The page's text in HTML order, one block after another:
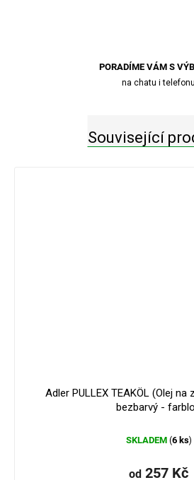
PORADÍME VÁM S
na chatu i telefonu
Související
Adler PULLEX TEAKÖL (Olej na
bezbarvý -
SKLADEM (6 ks)
od 257 Kč